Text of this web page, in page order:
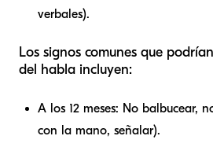
verbales).
Los signos comunes que
del habla incluyen:
A los 12 meses: No balbucear,
con la mano, señalar).